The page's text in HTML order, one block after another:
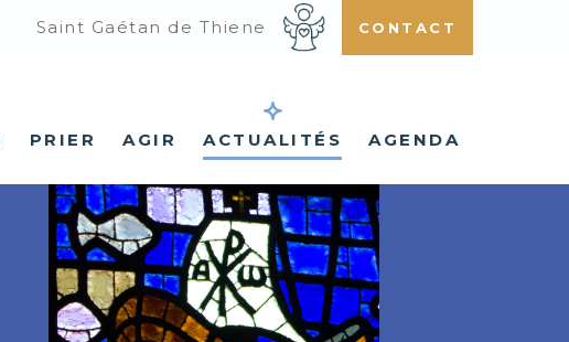
Saint Gaétan de Thiene CONTACT
PRIER AGIR ACTUALITÉS AGENDA